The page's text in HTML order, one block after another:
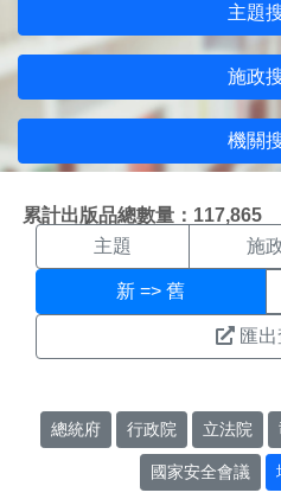
主題
施政
機關
累計出版品總數量：117,865
機關搜尋結
主題 施
新 => 舊
匯
總統府 行政院 立法院
國家安全會議